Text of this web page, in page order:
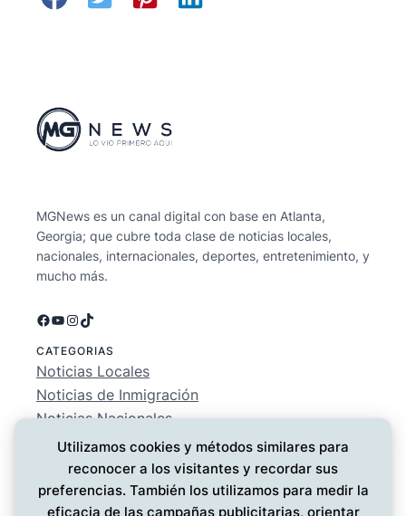
MGNews es un canal digital con base en Atlanta,
Georgia; que cubre toda clase de noticias locales,
nacionales, internacionales, deportes, entretenimiento, y
mucho más.
Facebook
YouTube
Instagram
TikTok
CATEGORIAS
Noticias Locales
Noticias de Inmigración
Noticias Nacionales
Deportes
Entretenimiento
EMPRESA
Conócenos
Utilizamos cookies y métodos similares para
reconocer a los visitantes y recordar sus
preferencias. También los utilizamos para medir la
eficacia de las campañas publicitarias, orientar